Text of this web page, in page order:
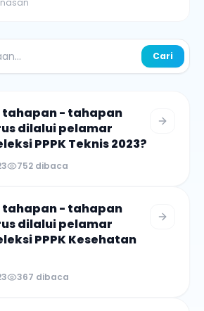
Cari
tahapan - tahapan
dilalui pelamar
PPPK Teknis 2023?
752 dibaca
tahapan - tahapan
dilalui pelamar
PPPK Kesehatan
367 dibaca